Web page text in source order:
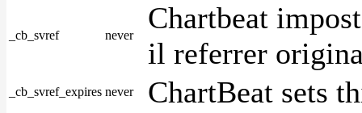
_cb_svref never
Chartbeat
il referrer
_cb_svref_expires never ChartBeat sets